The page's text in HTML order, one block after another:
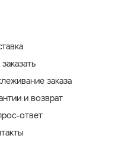
заказа
и возврат
ответ